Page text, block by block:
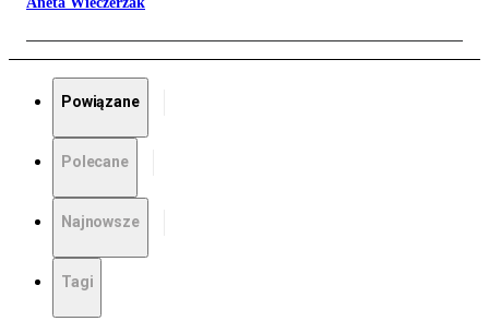
Powiązane
Polecane
Najnowsze
Tagi